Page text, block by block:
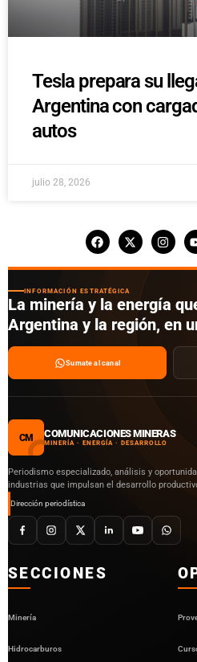
Tesla prepara su
Argentina con
autos
julio 28, 2026
INFORMACIÓN ESTRATÉGICA
La minería y la energía
Argentina y la región, en
Sumate al canal
CM COMUNICACIONES MINERAS
MINERÍA · ENERGÍA · DESARROLLO
Periodismo especializado, análisis y
industrias que impulsan el desarrollo
Dirección periodística
SECCIONES
Minería
Hidrocarburos